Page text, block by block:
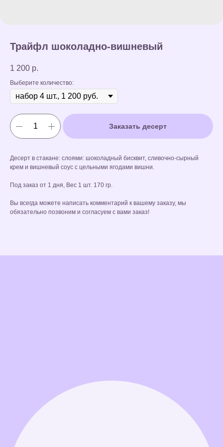
Трайфл шоколадно-вишневый
1 200 р.
Выберите количество:
Заказать десерт
Десерт в стакане: слоями: шоколадный бисквит, сливочно-сырный
крем и вишневый соус с цельными ягодами вишни.
Под заказ от 1 дня, Вес 1 шт. 170 гр.
Вы всегда можете написать комментарий к вашему заказу, мы
обязательно позвоним и согласуем с вами заказ!